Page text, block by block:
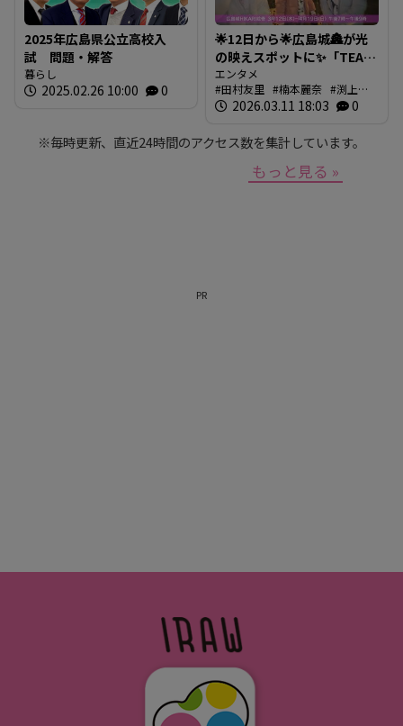
2025年広島県公立高校入
試 問題・解答
暮らし
2025.02.26 10:00 0
🌟12日から🌟広島城🏯が光
の映えスポットに✨「TEAM
SHIRO」始動
❗【BUTSUBUTSU2】
エンタメ
田村友里
楠本麗奈
渕上沙
紀
新本穂乃佳 イマナマ
2026.03.11 18:03 0
※毎時更新、直近24時間のアクセス数を集計しています。
もっと見る »
PR